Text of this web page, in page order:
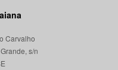
Carvalho
s/n